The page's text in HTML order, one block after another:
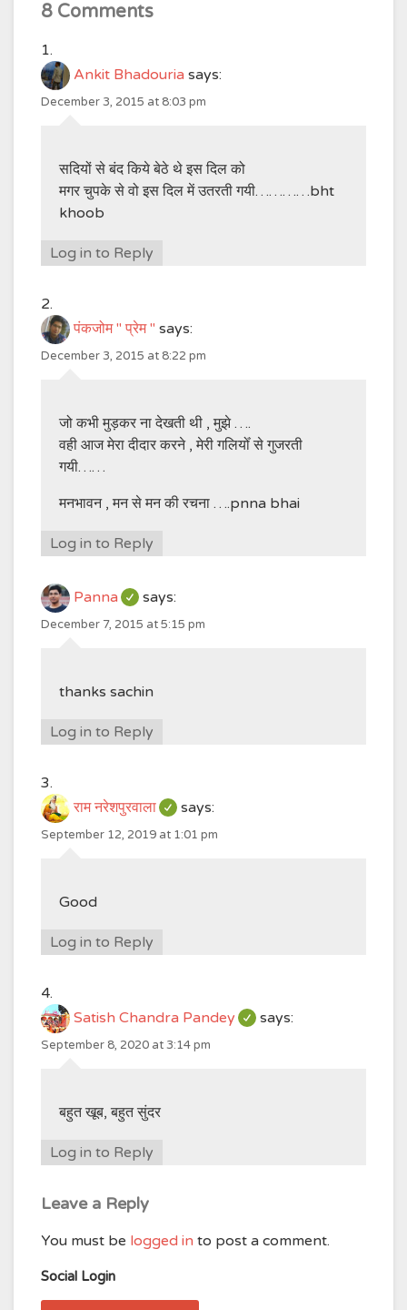
8 Comments
Ankit Bhadouria says:
December 3, 2015 at 8:03 pm
सदियों से बंद किये बेठे थे इस दिल को
मगर चुपके से वो इस दिल में उतरती गयी…………bht
khoob
Log in to Reply
पंकजोम " प्रेम " says:
December 3, 2015 at 8:22 pm
जो कभी मुड़कर ना देखती थी , मुझे ….
वही आज मेरा दीदार करने , मेरी गलियोँ से गुजरती
गयी……
मनभावन , मन से मन की रचना ….pnna bhai
Log in to Reply
Panna says:
December 7, 2015 at 5:15 pm
thanks sachin
Log in to Reply
राम नरेशपुरवाला says:
September 12, 2019 at 1:01 pm
Good
Log in to Reply
Satish Chandra Pandey says:
September 8, 2020 at 3:14 pm
बहुत खूब, बहुत सुंदर
Log in to Reply
Leave a Reply
You must be logged in to post a comment.
Social Login